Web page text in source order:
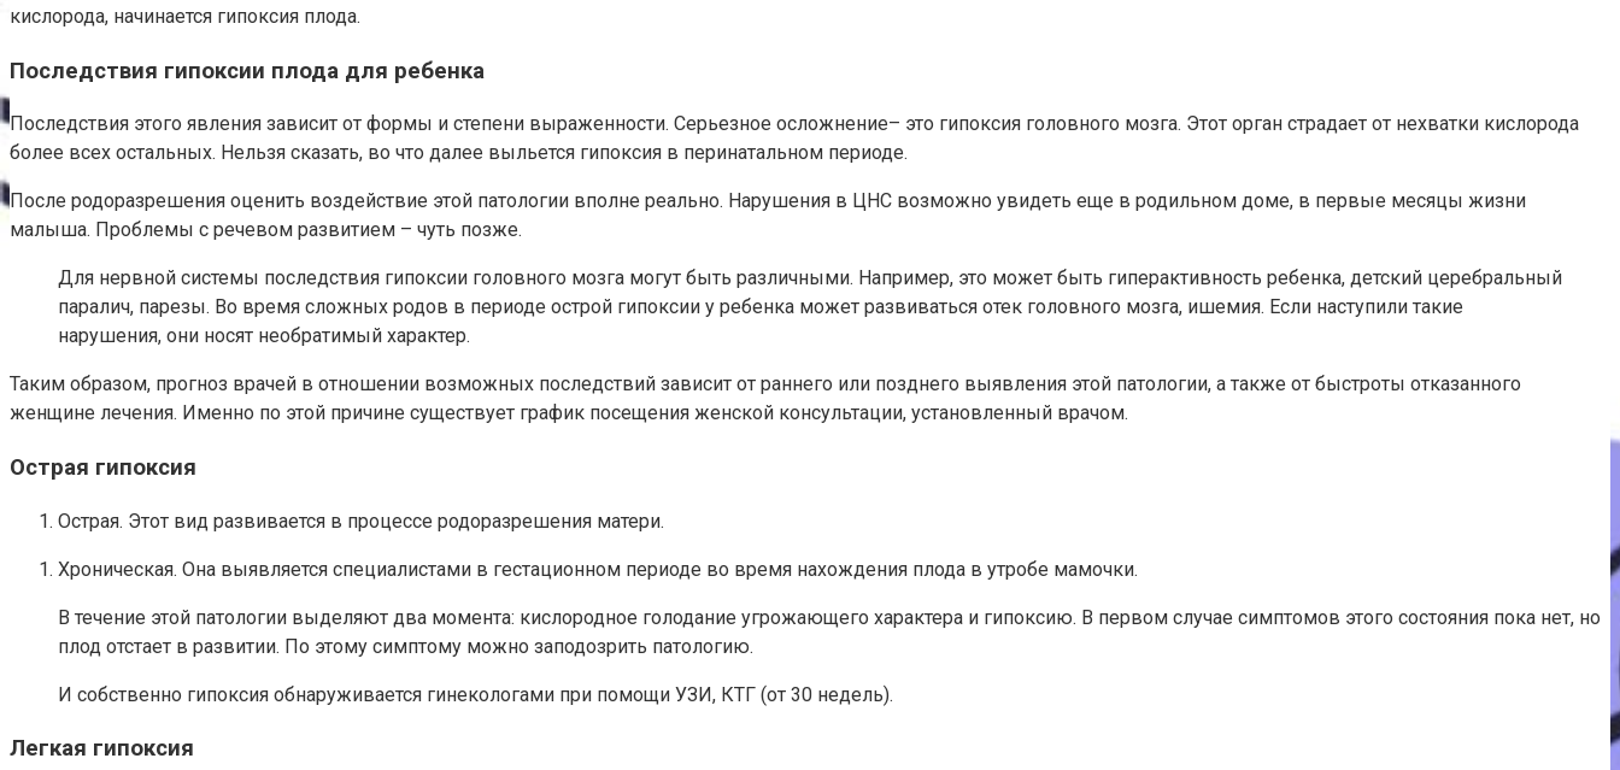
кислорода, начинается гипоксия плода.
Последствия гипоксии плода для ребенка
Последствия этого явления зависит от формы и степени выраженности. Серьезное осложнение– это гипоксия головного мозга. Этот орган страдает от нехватки кислорода
более всех остальных. Нельзя сказать, во что далее выльется гипоксия в перинатальном периоде.
После родоразрешения оценить воздействие этой патологии вполне реально. Нарушения в ЦНС возможно увидеть еще в родильном доме, в первые месяцы жизни
малыша. Проблемы с речевом развитием – чуть позже.
Для нервной системы последствия гипоксии головного мозга могут быть различными. Например, это может быть гиперактивность ребенка, детский церебральный
паралич, парезы. Во время сложных родов в периоде острой гипоксии у ребенка может развиваться отек головного мозга, ишемия. Если наступили такие
нарушения, они носят необратимый характер.
Таким образом, прогноз врачей в отношении возможных последствий зависит от раннего или позднего выявления этой патологии, а также от быстроты отказанного
женщине лечения. Именно по этой причине существует график посещения женской консультации, установленный врачом.
Острая гипоксия
Острая. Этот вид развивается в процессе родоразрешения матери.
Хроническая. Она выявляется специалистами в гестационном периоде во время нахождения плода в утробе мамочки.
В течение этой патологии выделяют два момента: кислородное голодание угрожающего характера и гипоксию. В первом случае симптомов этого состояния пока нет, но
плод отстает в развитии. По этому симптому можно заподозрить патологию.
И собственно гипоксия обнаруживается гинекологами при помощи УЗИ, КТГ (от 30 недель).
Легкая гипоксия